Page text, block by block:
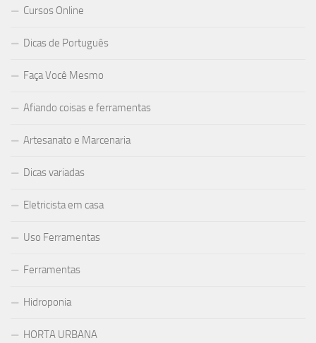
Cursos Online
Dicas de Português
Faça Você Mesmo
Afiando coisas e ferramentas
Artesanato e Marcenaria
Dicas variadas
Eletricista em casa
Uso Ferramentas
Ferramentas
Hidroponia
HORTA URBANA